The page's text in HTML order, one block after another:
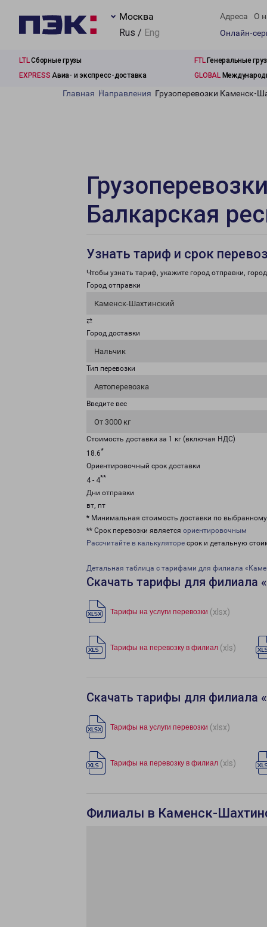
Москва
Rus / Eng
Адреса О
Онлайн-
LTLСборные грузы FTLГенеральные
EXPRESS Авиа- и экспресс-доставка GLOBAL
Главная Направления Грузоперевозки Каменск-
Балкарская
Узнать тариф и срок
Чтобы узнать тариф, укажите город отправки,
Город отправки
Каменск-Шахтинский
⇄
Город доставки
Нальчик
Тип перевозки
Автоперевозка
Введите вес
От 3000 кг
Стоимость доставки за 1 кг (включая НДС)
18.6*
Ориентировочный срок доставки
4 - 4**
Дни отправки
вт, пт
* Минимальная стоимость доставки по
** Срок перевозки является ориентировочным
Рассчитайте в калькуляторе срок и детальную
Детальная таблица с тарифами для филиала
Скачать тарифы для филиала
Тарифы на услуги перевозки (xlsx)
Тарифы на перевозку в филиал (xls)
Скачать тарифы для филиала
Тарифы на услуги перевозки (xlsx)
Тарифы на перевозку в филиал (xls)
Филиалы в Каменск-